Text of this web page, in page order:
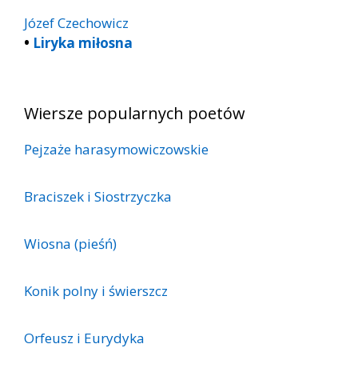
Józef Czechowicz
• Liryka miłosna
Wiersze popularnych poetów
Pejzaże harasymowiczowskie
Braciszek i Siostrzyczka
Wiosna (pieśń)
Konik polny i świerszcz
Orfeusz i Eurydyka